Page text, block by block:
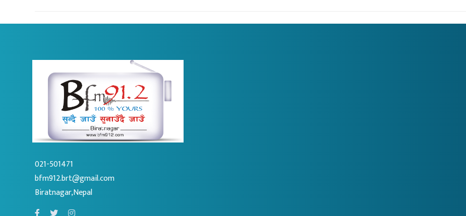
021-501471
bfm912.brt@gmail.com
Biratnagar,Nepal